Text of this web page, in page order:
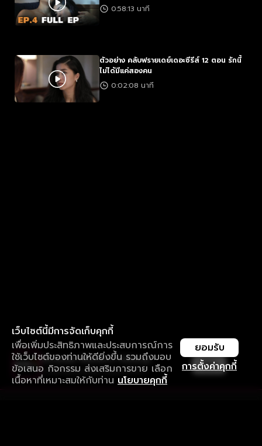
0:58:13 นาที
ตัวอย่าง คลับฟรายเดย์เดอะซีรีส์ 12 ตอน รักนี้
ไม่ได้มีแค่สองคน
0:02:08 นาที
เว็บไซต์นี้มีการจัดเก็บคุกกี้
เพื่อเพิ่มประสิทธิภาพและประสบการณ์การ
ใช้เว็บไซต์ของท่านให้ดียิ่งขึ้น รวมถึงมอบ
ข้อเสนอ กิจกรรม ส่งเสริมการขาย เลือก
เนื้อหาที่เหมาะสมให้กับท่าน นโยบายคุกกี้
การตั้งค่าคุกกี้
ยอมรับ
ใช้งานแอป ลื่นไหลกว่า ไม่มีสะดุด
ดาวน์โหลดแอปเพื่อการรับชมที่ดีกว่า เปิด